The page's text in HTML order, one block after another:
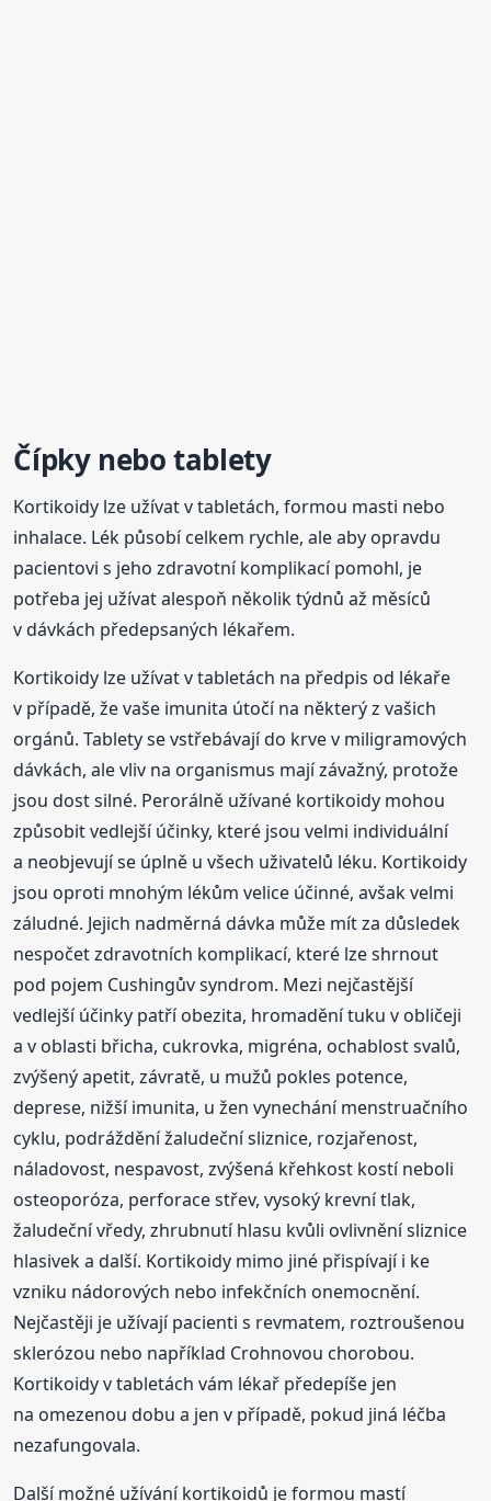
Čípky nebo tablety
Kortikoidy lze užívat v tabletách, formou masti nebo
inhalace. Lék působí celkem rychle, ale aby opravdu
pacientovi s jeho zdravotní komplikací pomohl, je
potřeba jej užívat alespoň několik týdnů až měsíců
v dávkách předepsaných lékařem.
Kortikoidy lze užívat v tabletách na předpis od lékaře
v případě, že vaše imunita útočí na některý z vašich
orgánů. Tablety se vstřebávají do krve v miligramových
dávkách, ale vliv na organismus mají závažný, protože
jsou dost silné. Perorálně užívané kortikoidy mohou
způsobit vedlejší účinky, které jsou velmi individuální
a neobjevují se úplně u všech uživatelů léku. Kortikoidy
jsou oproti mnohým lékům velice účinné, avšak velmi
záludné. Jejich nadměrná dávka může mít za důsledek
nespočet zdravotních komplikací, které lze shrnout
pod pojem Cushingův syndrom. Mezi nejčastější
vedlejší účinky patří obezita, hromadění tuku v obličeji
a v oblasti břicha, cukrovka, migréna, ochablost svalů,
zvýšený apetit, závratě, u mužů pokles potence,
deprese, nižší imunita, u žen vynechání menstruačního
cyklu, podráždění žaludeční sliznice, rozjařenost,
náladovost, nespavost, zvýšená křehkost kostí neboli
osteoporóza, perforace střev, vysoký krevní tlak,
žaludeční vředy, zhrubnutí hlasu kvůli ovlivnění sliznice
hlasivek a další. Kortikoidy mimo jiné přispívají i ke
vzniku nádorových nebo infekčních onemocnění.
Nejčastěji je užívají pacienti s revmatem, roztroušenou
sklerózou nebo například Crohnovou chorobou.
Kortikoidy v tabletách vám lékař předepíše jen
na omezenou dobu a jen v případě, pokud jiná léčba
nezafungovala.
Další možné užívání kortikoidů je formou mastí